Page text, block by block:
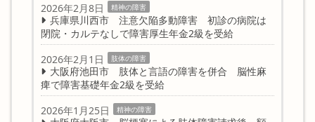
2026年2月8日
精神の障害
兵庫県川西市 注意欠陥多動障害 初診の病院は
閉院・カルテなしで障害厚生年金2級を受給
2026年2月1日
肢体の障害
大阪府池田市 肢体と言語の障害を併合 脳性麻
痺で障害基礎年金2級を受給
2026年1月25日
精神の障害